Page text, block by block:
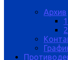
Архив